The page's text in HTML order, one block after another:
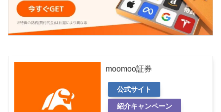
moomoo証券
公式サイト
紹介キャンペーン